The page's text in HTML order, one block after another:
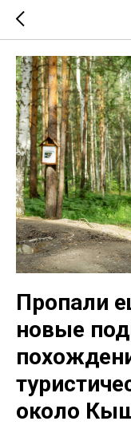
Пропали
новые
около